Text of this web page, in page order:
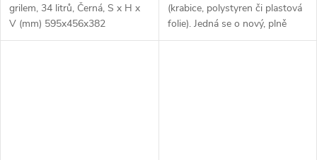
grilem, 34 litrů, Černá, S x H x
V (mm) 595x456x382
(krabice, polystyren či plastová
folie). Jedná se o nový, plně
funkční výrobek, na který se